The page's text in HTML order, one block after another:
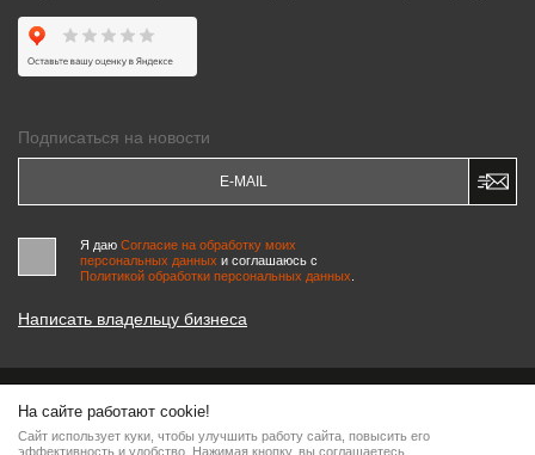
Подписаться на новости
Я даю Согласие на обработку моих
персональных данных и соглашаюсь c
Политикой обработки персональных данных
Написать владельцу бизнеса
© 2000-2026 «МАСТЕРСКИЕ ПИНЧУКА»
Информация на сайте является интеллектуальной собственностью компании, любое
На сайте работают cookie!
Сайт использует куки, чтобы улучшить работу сайта, повысить его
эффективность и удобство. Нажимая кнопку, вы соглашаетесь